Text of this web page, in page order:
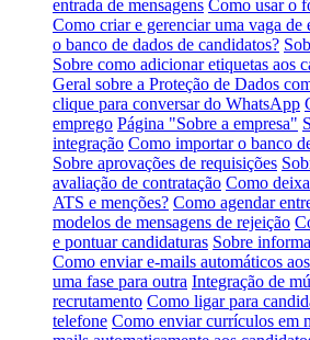
entrada de mensagens Como usar o
Como criar e gerenciar uma vaga de
o banco de dados de candidatos?
Sobre como adicionar etiquetas aos
Geral sobre a Proteção de Dados
clique para conversar do WhatsApp
emprego Página "Sobre a empresa"
integração Como importar o banco
Sobre aprovações de requisições
avaliação de contratação Como
ATS e menções? Como agendar
modelos de mensagens de rejeição
e pontuar candidaturas Sobre
Como enviar e-mails automáticos
uma fase para outra Integração de
recrutamento Como ligar para
telefone Como enviar currículos em